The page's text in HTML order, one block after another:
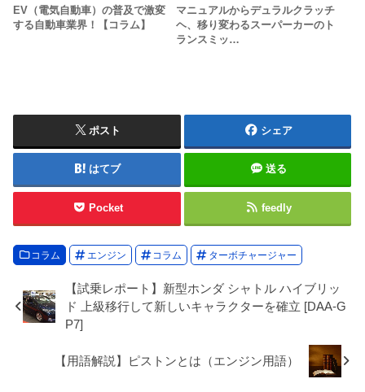
EV（電気自動車）の普及で激変
する自動車業界！【コラム】
マニュアルからデュラルクラッチ
ヘ、移り変わるスーパーカーのト
ランスミッ…
ポスト シェア
はてブ 送る
Pocket feedly
コラム エンジン コラム ターボチャージャー
【試乗レポート】新型ホンダ シャトル ハイブリッ
ド 上級移行して新しいキャラクターを確立 [DAA-G
P7]
【用語解説】ピストンとは（エンジン用語）